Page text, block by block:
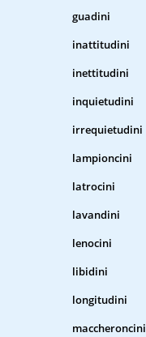
guadini
inattitudini
inettitudini
inquietudini
irrequietudini
lampioncini
latrocini
lavandini
lenocini
libidini
longitudini
maccheroncini